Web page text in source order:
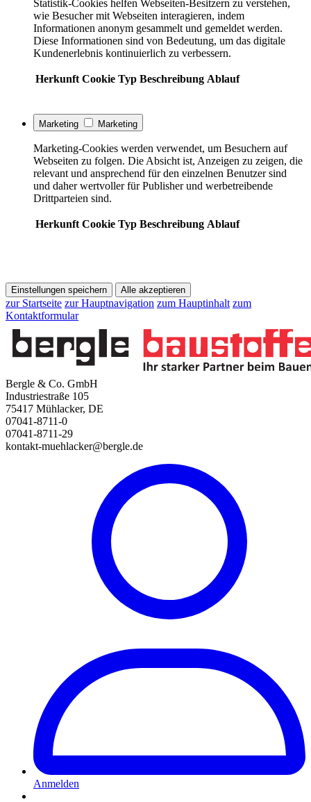
Statistik-Cookies helfen Webseiten-Besitzern zu verstehen,
wie Besucher mit Webseiten interagieren, indem
Informationen anonym gesammelt und gemeldet werden.
Diese Informationen sind von Bedeutung, um das digitale
Kundenerlebnis kontinuierlich zu verbessern.
Herkunft Cookie Typ Beschreibung Ablauf
Marketing Marketing
Marketing-Cookies werden verwendet, um Besuchern auf
Webseiten zu folgen. Die Absicht ist, Anzeigen zu zeigen, die
relevant und ansprechend für den einzelnen Benutzer sind
und daher wertvoller für Publisher und werbetreibende
Drittparteien sind.
Herkunft Cookie Typ Beschreibung Ablauf
Einstellungen speichern Alle akzeptieren
zur Startseite zur Hauptnavigation zum Hauptinhalt zum
Kontaktformular
Bergle & Co. GmbH
Industriestraße 105
75417 Mühlacker, DE
07041-8711-0
07041-8711-29
kontakt-muehlacker@bergle.de
Anmelden